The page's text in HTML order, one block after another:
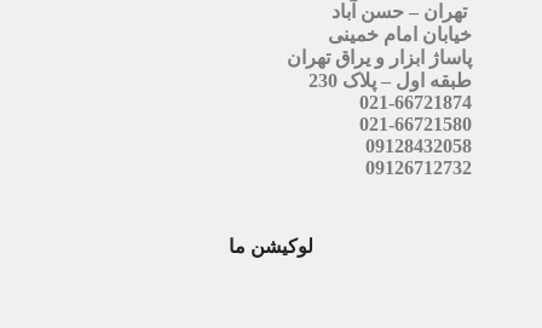
تهران – حسن آباد
خیابان امام خمینی
پاساژ ابزار و یراق تهران
طبقه اول – پلاک 230
021-66721874
021-66721580
09128432058
09126712732
لوکیشن ما